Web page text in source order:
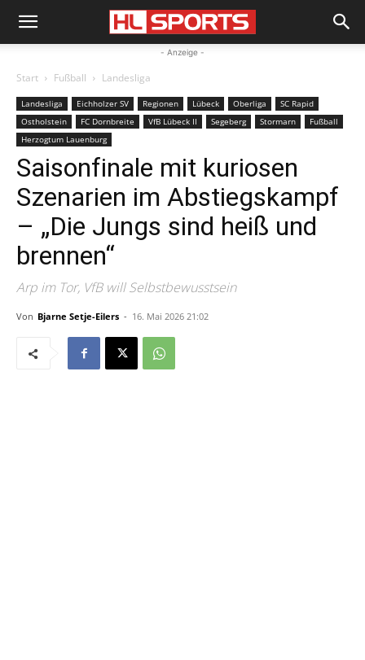
- Anzeige -
Start Fußball Landesliga
Landesliga Eichholzer SV Regionen Lübeck Oberliga
SC Rapid
Ostholstein
FC Dornbreite VfB Lübeck II Segeberg Stormarn
Fußball
Herzogtum Lauenburg
Saisonfinale mit kuriosen
Szenarien im Abstiegskampf
– „Die Jungs sind heiß und
brennen“
Arp im Tor, VfB will Selbstbewusstsein
Von Bjarne Setje-Eilers - 16. Mai 2026 21:02